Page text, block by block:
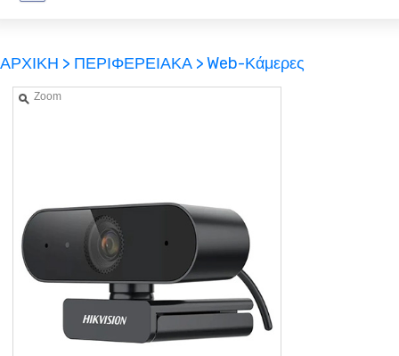
ΚΑΛΑΘΙ-ΑΓΟΡΩΝ
ΑΡΧΙΚΗ
ΠΟΙΟΙ ΕΙΜΑΣΤΕ
SERVICE
ΑΡΧΙΚΗ > ΠΕΡΙΦΕΡΕΙΑΚΑ >Web-Κάμερες
Zoom